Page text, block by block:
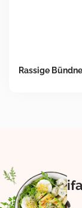
Rassige